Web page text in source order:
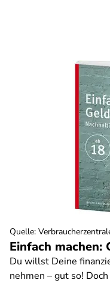
Einfach machen:
Du willst Deine
nehmen – gut so!
Quelle: